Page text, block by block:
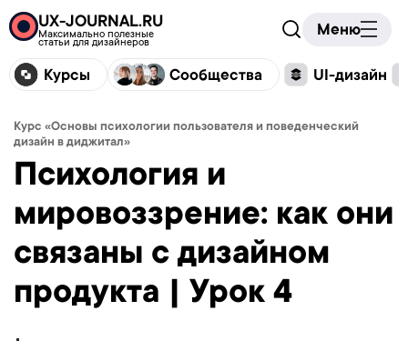
UX-JOURNAL.RU
Максимально полезные
статьи для дизайнеров
Меню
Курсы Сообщества UI-дизайн
Курс «Основы психологии пользователя и поведенческий
дизайн в диджитал»
Психология и
мировоззрение: как они
связаны с дизайном
продукта | Урок 4